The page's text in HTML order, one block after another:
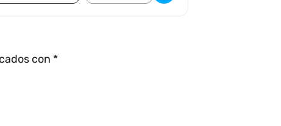
con *